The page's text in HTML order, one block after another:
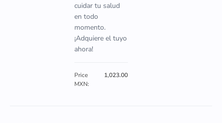
cuidar tu salud
en todo
momento.
¡Adquiere el tuyo
ahora!
Price
MXN:
1,023.00